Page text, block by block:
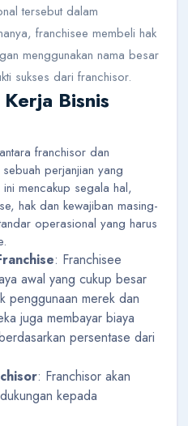
tersebut dalam
franchisee membeli hak
menggunakan nama besar
sukses dari franchisor.
Bisnis
franchisor dan
perjanjian yang
mencakup segala hal,
hak dan kewajiban masing-
operasional yang harus
: Franchisee
awal yang cukup besar
penggunaan merek dan
juga membayar biaya
persentase dari
: Franchisor akan
kepada